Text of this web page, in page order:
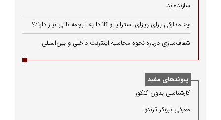
سازنده‌اند!
چه مدارکی برای ویزای استرالیا و کانادا به ترجمه ناتی نیاز دارند؟
شفاف‌سازی درباره نحوه محاسبه اینترنت داخلی و بین‌المللی
پیوندهای مفید
كارشناسی بدون كنكور
معرفی بروكر ترندو